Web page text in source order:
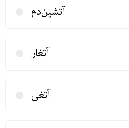
آتشین‌دم
آتغار
آتغی